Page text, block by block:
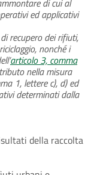
ed applicativi
recupero dei rifiuti,
nonché i
articolo 3, comma
nella misura
1, lettere c), d) ed
determinati dalla
della raccolta